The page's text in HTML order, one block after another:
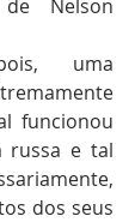
Nelson
uma
funcionou
russa e tal
dos seus